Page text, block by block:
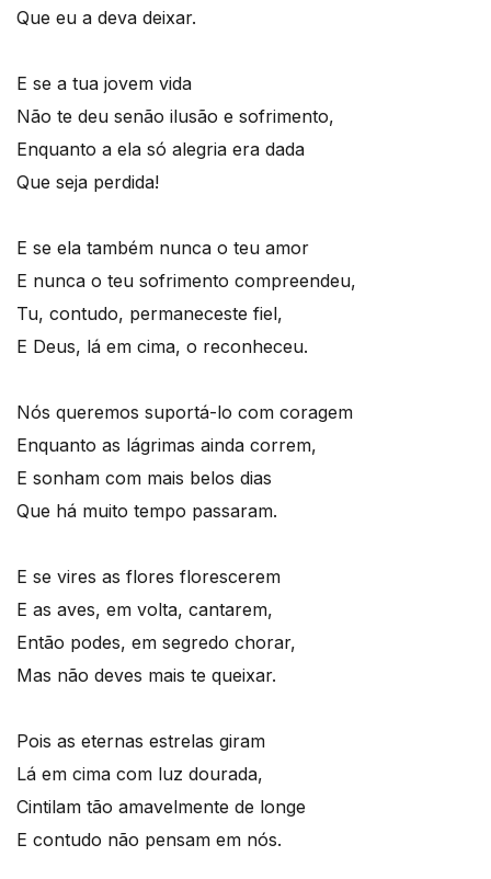
Que eu a deva deixar.
E se a tua jovem vida
Não te deu senão ilusão e sofrimento,
Enquanto a ela só alegria era dada
Que seja perdida!
E se ela também nunca o teu amor
E nunca o teu sofrimento compreendeu,
Tu, contudo, permaneceste fiel,
E Deus, lá em cima, o reconheceu.
Nós queremos suportá-lo com coragem
Enquanto as lágrimas ainda correm,
E sonham com mais belos dias
Que há muito tempo passaram.
E se vires as flores florescerem
E as aves, em volta, cantarem,
Então podes, em segredo chorar,
Mas não deves mais te queixar.
Pois as eternas estrelas giram
Lá em cima com luz dourada,
Cintilam tão amavelmente de longe
E contudo não pensam em nós.